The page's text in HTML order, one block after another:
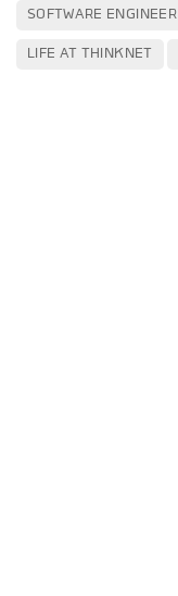
SOFTWARE ENGINEER
LIFE AT THINKNET